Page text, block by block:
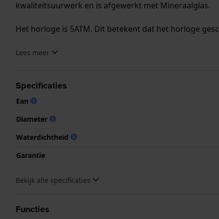
kwaliteitsuurwerk en is afgewerkt met Mineraalglas.
Het horloge is 5ATM. Dit betekent dat het horloge
.Lees meer
Specificaties
Ean
Diameter
Waterdichtheid
Garantie
Bekijk alle specificaties
Functies